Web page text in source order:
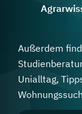
Außerdem
Unialltag,